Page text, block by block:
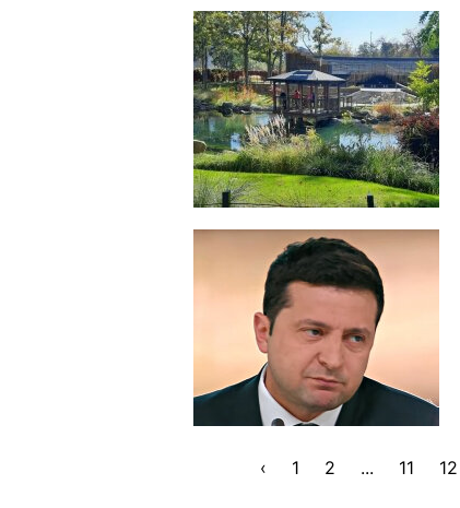
‹ 1 2 ... 11 12